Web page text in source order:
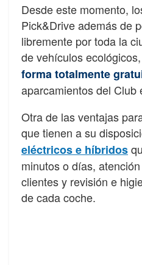
Desde este momento,
Pick&Drive además de
libremente por toda la
de vehículos
forma totalmente
aparcamientos del Club
Otra de las ventajas
que tienen a su
eléctricos e híbridos
minutos o días,
clientes y revisión e
de cada coche.